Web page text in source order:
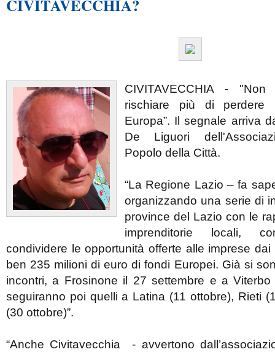
CIVITAVECCHIA?
CIVITAVECCHIA -
rischiare più di perdere
Europa”. Il segnale arriva
De Liguori
Popolo della Città.
“La Regione Lazio – fa
organizzando una serie di
province del Lazio con le
imprenditorie locali,
condividere le opportunità offerte alle imprese
ben 235 milioni di euro di fondi Europei. Già si
incontri, a Frosinone il 27 settembre e a
seguiranno poi quelli a Latina (11 ottobre), Rieti
(30 ottobre)”.
“Anche Civitavecchia - avvertono